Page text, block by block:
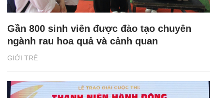
GIỚI TRẺ
Gần 800 sinh viên được đào tạo chuyên
ngành rau hoa quả và cảnh quan